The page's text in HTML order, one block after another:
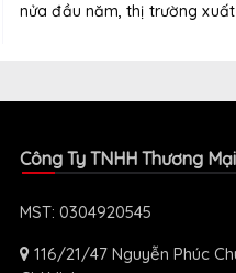
nửa đầu năm, thị trường
Công Ty TNHH Thương
MST: 0304920545
116/21/47 Nguyễn Phúc